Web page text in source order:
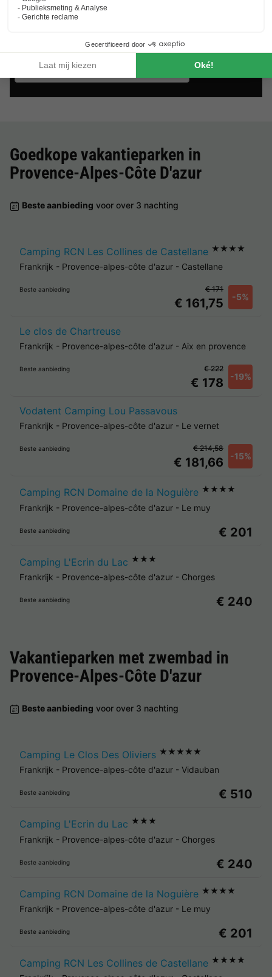
Provence-alpes-côte D'azur
9.0 Uitstekend
Villa 6 personen
Van 22 tot 25 sep, 3 nachten,
Vanaf
€ 510
Goedkope vakantieparken in
Provence-Alpes-Côte D'azur
Beste aanbieding voor over 3 nachting
Camping RCN Les Collines de Castellane ★★★★
Frankrijk - Provence-alpes-côte d'azur - Castellane
Beste aanbieding
€ 161,75 -5%
€ 171
Le clos de Chartreuse
Frankrijk - Provence-alpes-côte d'azur - Aix en provence
Beste aanbieding
€ 178 -19%
€ 222
Vodatent Camping Lou Passavous
Frankrijk - Provence-alpes-côte d'azur - Le vernet
Beste aanbieding
€ 181,66 -15%
€ 214,58
Camping RCN Domaine de la Noguière ★★★★
Frankrijk - Provence-alpes-côte d'azur - Le muy
Beste aanbieding € 201
Camping L'Ecrin du Lac ★★★
Frankrijk - Provence-alpes-côte d'azur - Chorges
Beste aanbieding € 240
Vakantieparken met zwembad in
Provence-Alpes-Côte D'azur
Beste aanbieding voor over 3 nachting
Camping Le Clos Des Oliviers ★★★★★
Frankrijk - Provence-alpes-côte d'azur - Vidauban
Beste aanbieding € 510
Camping L'Ecrin du Lac ★★★
Frankrijk - Provence-alpes-côte d'azur - Chorges
Beste aanbieding € 240
Camping RCN Domaine de la Noguière ★★★★
Frankrijk - Provence-alpes-côte d'azur - Le muy
Beste aanbieding € 201
Camping RCN Les Collines de Castellane ★★★★